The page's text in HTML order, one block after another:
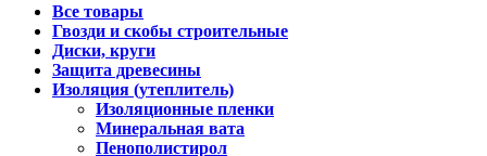
Все товары
Гвозди и скобы строительные
Диски, круги
Защита древесины
Изоляция (утеплитель)
Изоляционные пленки
Минеральная вата
Пенополистирол